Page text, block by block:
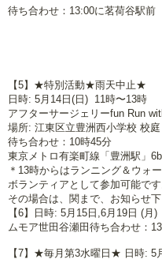
待ち合わせ：13:00に茗荷谷駅前
【5】★特別活動★雨天中止★
日時: 5月14日(日) 11時〜13時
アフターサージェリーfun Run
場所: 江東区立豊洲西小学校 校庭
待ち合わせ：10時45分
東京メトロ有楽町線「豊洲駅」
＊13時からはランニング＆ウォ
ボランティアとして参加可能です
その場合は、関まで、お知らせ下
【6】
日時: 5月15日,6月19日 (月
ムモア世田谷瀬田 待ち合わせ：
【7】★毎月第3水曜日★ 日時: 5